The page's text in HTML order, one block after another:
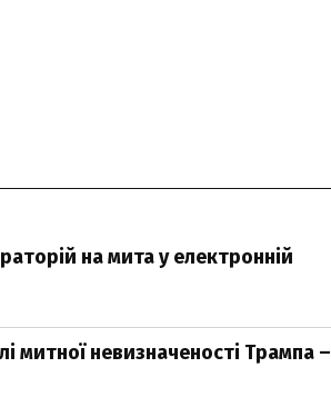
на мита у електронній
митної невизначеності Трампа –